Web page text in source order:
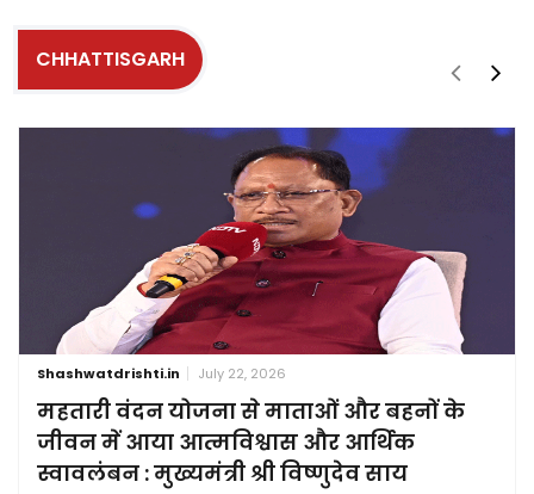
CHHATTISGARH
Shashwatdrishti.in July 22, 2026
महतारी वंदन योजना से माताओं और बहनों के
जीवन में आया आत्मविश्वास और आर्थिक
स्वावलंबन : मुख्यमंत्री श्री विष्णुदेव साय